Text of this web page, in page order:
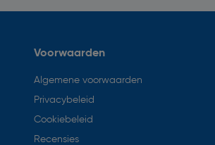
Voorwaarden
Algemene voorwaarden
Privacybeleid
Cookiebeleid
Recensies